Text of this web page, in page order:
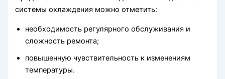
системы охлаждения можно отметить:
необходимость регулярного обслуживания и
сложность ремонта;
повышенную чувствительность к изменениям
температуры.